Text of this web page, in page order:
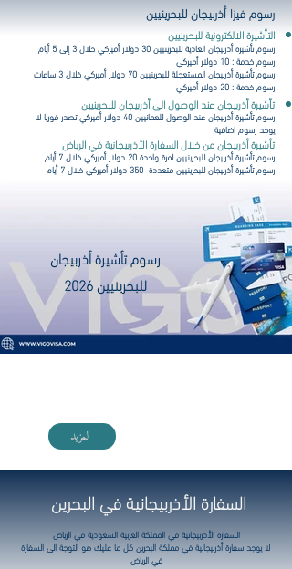
رسوم فيزا أذربيجان للبحرينيين
التأشيرة الالكترونية للبحرينيين
رسوم تأشيرة أذربيجان العاديةللبحرينيين30 دولار أميركي خلال 3 إلى 5 أيام
رسوم خدمة : 10 دولار أميركي
رسوم تأشيرة أذربيجان المستعجلةللبحرينيين 70 دولار أميركي خلال 3 ساعات
رسوم خدمة : 20 دولار أميركي
تأشيرة أذربيجان عند الوصول الى أذربيجان للبحرينيين
رسوم تأشيرة أذربيجان عند الوصولللعمانيين 40 دولار أميركي تصدر فوريا لا
يوجد رسوم اضافية
تأشيرة أذربيجان من خلال السفارة الأذربيجانية في الرياض
رسوم تأشيرة أذربيجانللبحرينيينلمرة واحدة 20 دولار أميركي خلال 7 أيام
رسوم تأشيرة أذربيجانللبحرينيينمتعددة 350 دولار أميركي خلال 7 أيام
رسوم تأشيرة أذربيجان
للبحرينيين 2026
المزيد
السفارة الأذربيجانية في البحرين
السفارة الأذربيجانية في المملكة العربية السعودية في الرياض
لا يوجد سفارة أذربيجانية في مملكة البحرين كل ما عليك هو التوجة الى السفارة
في الرياض